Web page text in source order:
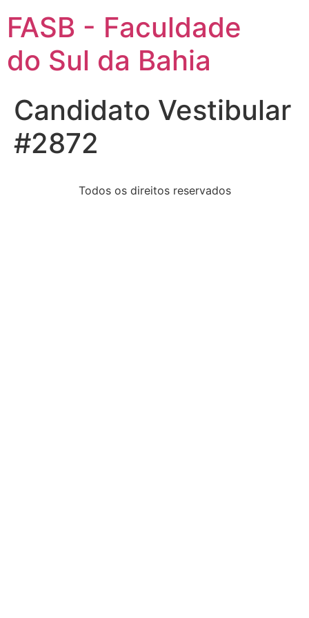
FASB - Faculdade
do Sul da Bahia
Candidato Vestibular
#2872
Todos os direitos reservados